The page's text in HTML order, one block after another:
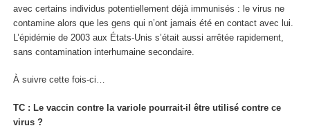
avec certains individus potentiellement déjà immunisés : le virus ne
contamine alors que les gens qui n’ont jamais été en contact avec lui.
L’épidémie de 2003 aux États-Unis s’était aussi arrêtée rapidement,
sans contamination interhumaine secondaire.
À suivre cette fois-ci…
TC : Le vaccin contre la variole pourrait-il être utilisé contre ce
virus ?